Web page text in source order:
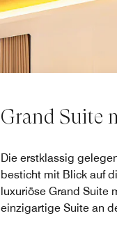
Grand Suite
Die erstklassig
besticht mit Blick auf
luxuriöse Grand Suite
einzigartige Suite an